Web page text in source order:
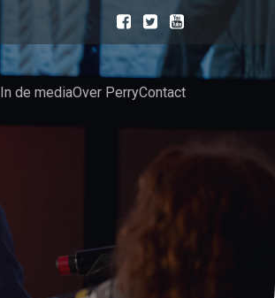
In de mediaOver PerryContact